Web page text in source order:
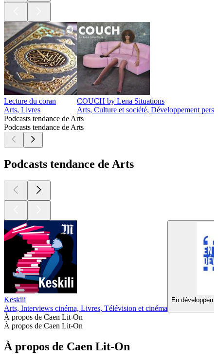
Lecture du coran
Arts, Livres
COUCH by Lena Situations
Arts, Culture et société, Développement
Podcasts tendance de Arts
Podcasts tendance de Arts
Podcasts tendance de Arts
Keskili
Arts, Interviews cinéma, Livres, Télévision et cinéma
En
À propos de Caen Lit-On
À propos de Caen Lit-On
À propos de Caen Lit-On